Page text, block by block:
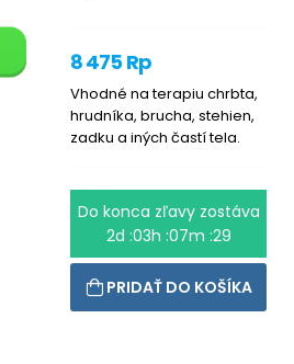
8 475 Rp
Vhodné na terapiu chrbta,
hrudníka, brucha, stehien,
zadku a iných častí tela.
Do konca zľavy zostáva
2d :03h :07m :28
PRIDAŤ DO KOŠÍKA